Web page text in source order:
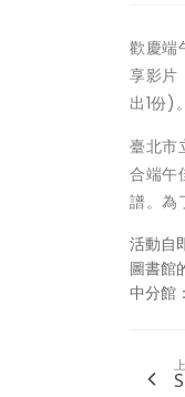
歡慶端
享影片
出1份)。
臺北市
合端午
譜。為
活動自
圖書館
中分館